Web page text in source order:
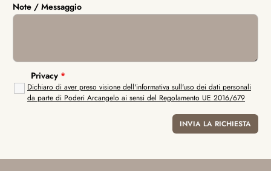
Note / Messaggio
Privacy *
Dichiaro di aver preso visione dell'informativa sull'uso dei dati personali
da parte di Poderi Arcangelo ai sensi del Regolamento UE 2016/679